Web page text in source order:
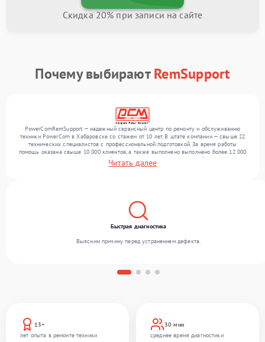
Скидка 20% при записи на сайте
Почему выбираютRemSupport
PowerComRemSupport — надежный сервисный центр по ремонту и обслуживанию
техники PowerCom в Хабаровске со стажем от 10 лет. В штате компании — свыше 22
технических специалистов с профессиональной подготовкой. За время работы
помощь оказана свыше 10 000 клиентов, а также выполнено выполнено более 12 000
ремонтов. Ежемесячно в сервисный центр поступает более 300 устройств, включая , , .
Мы работаем с широким спектром неисправностей и обеспечиваем надежный
Читать далее
13+
лет опыта в ремонте техники
30 мин
среднее время диагностики
Быстрая диагностика
Выясним причину перед устранением дефекта.